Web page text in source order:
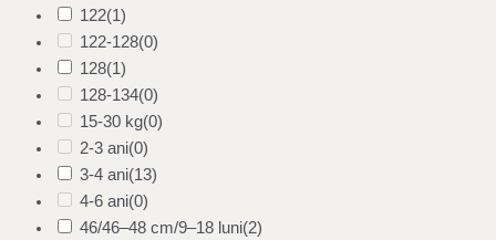
122(1)
122-128(0)
128(1)
128-134(0)
15-30 kg(0)
2-3 ani(0)
3-4 ani(13)
4-6 ani(0)
46/46–48 cm/9–18 luni(2)